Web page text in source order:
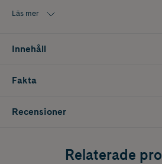
mineraler erbjuder den ett praktiskt
Nupo One Meal Bar Toffee Crunch
proteinrik måltidsbar med god smak och
Läs mer
Innehåll
Fakta
Recensioner
Relaterade